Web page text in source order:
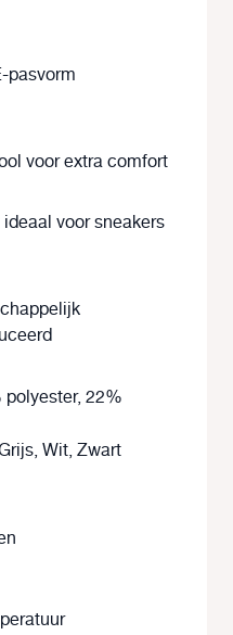
pasvorm
voor extra comfort
voor sneakers
22%
Wit, Zwart